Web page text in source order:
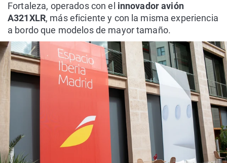
Fortaleza, operados con el innovador avión
A321XLR, más eficiente y con la misma experiencia
a bordo que modelos de mayor tamaño.